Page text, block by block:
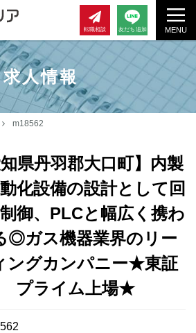
MENU
転職相談 友だち追加
求人情報
m18562
知県丹羽郡大口町】内製
化設備の設計として回
御、PLCと幅広く携わ
◎ガス機器業界のリー
ングカンパニー★東証
プライム上場★